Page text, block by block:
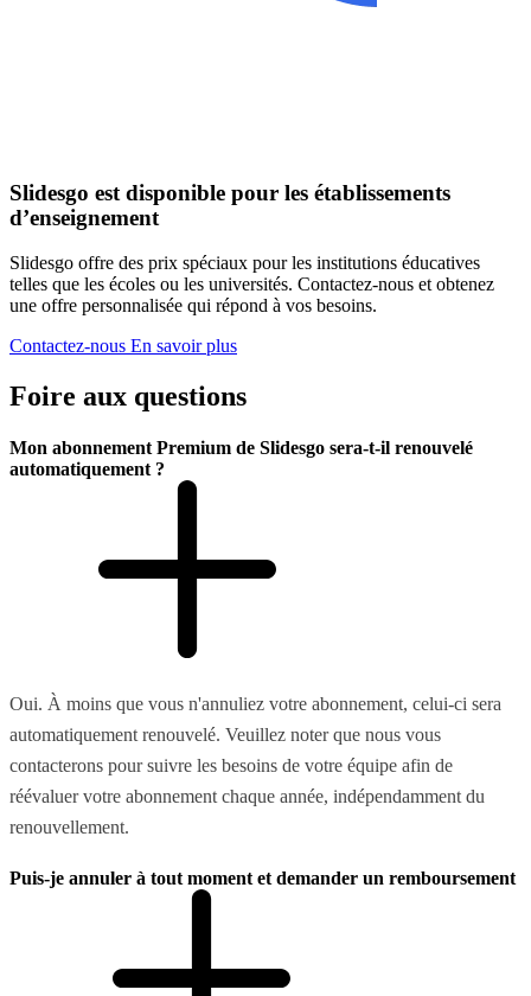
Slidesgo est disponible pour les établissements
d’enseignement
Slidesgo offre des prix spéciaux pour les institutions éducatives
telles que les écoles ou les universités. Contactez-nous et obtenez
une offre personnalisée qui répond à vos besoins.
Contactez-nous En savoir plus
Foire aux questions
Mon abonnement Premium de Slidesgo sera-t-il renouvelé
automatiquement ?
Oui. À moins que vous n'annuliez votre abonnement, celui-ci sera
automatiquement renouvelé. Veuillez noter que nous vous
contacterons pour suivre les besoins de votre équipe afin de
réévaluer votre abonnement chaque année, indépendamment du
renouvellement.
Puis-je annuler à tout moment et demander un remboursement